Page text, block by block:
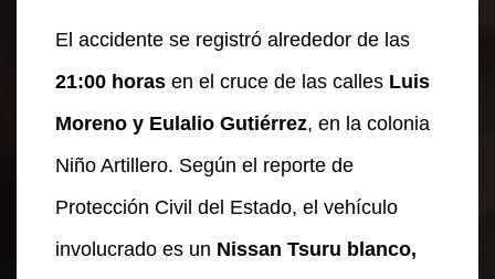
El accidente se registró alrededor de las
21:00 horas en el cruce de las calles Luis
Moreno y Eulalio Gutiérrez, en la colonia
Niño Artillero. Según el reporte de
Protección Civil del Estado, el vehículo
involucrado es un Nissan Tsuru blanco,